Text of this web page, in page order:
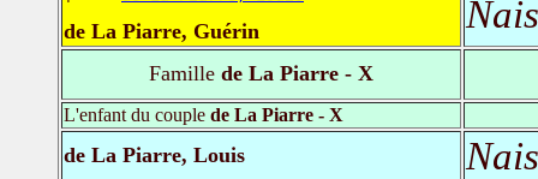
de La Piarre, Guérin
Famille de La Piarre - X
L'enfant du couple de La Piarre - X
de La Piarre, Louis